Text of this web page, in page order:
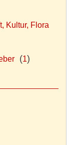
Kultur, Flora
(1)